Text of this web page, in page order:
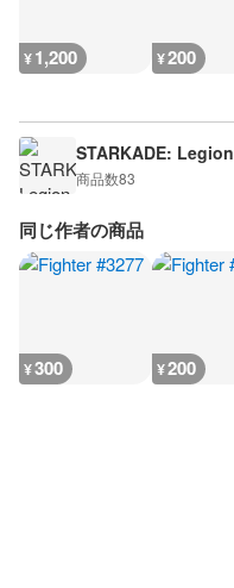
¥1,200 ¥200
STARKADE: Legion
商品数83
同じ作者の商品
¥300 ¥200